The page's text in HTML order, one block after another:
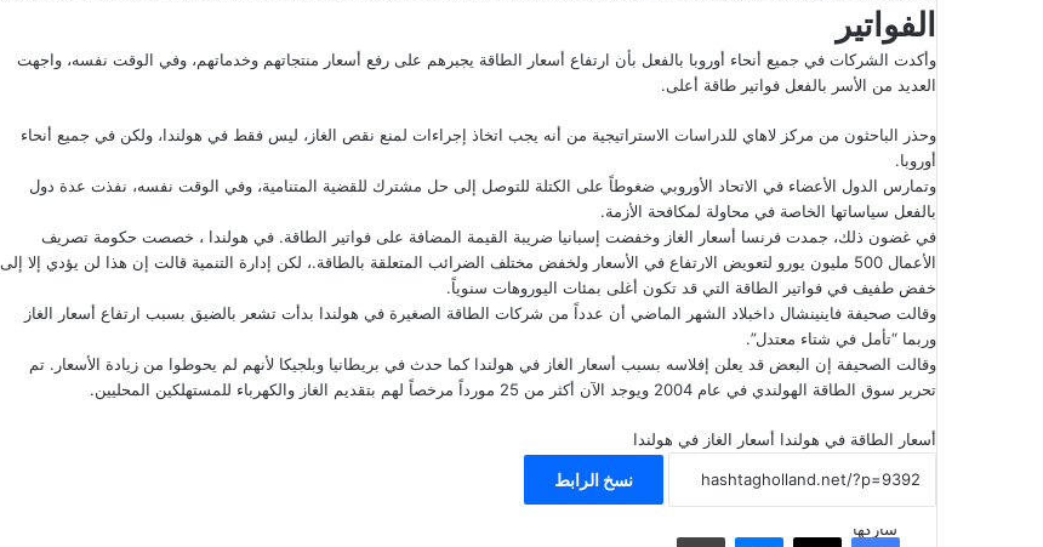
الفواتير
وأكدت الشركات في جميع أنحاء أوروبا بالفعل بأن ارتفاع أسعار الطاقة يجبرهم على رفع أسعار منتجاتهم وخدماتهم، وفي الوقت نفسه، واجهت
العديد من الأسر بالفعل فواتير طاقة أعلى.
وحذر الباحثون من مركز لاهاي للدراسات الاستراتيجية من أنه يجب اتخاذ إجراءات لمنع نقص الغاز، ليس فقط في هولندا، ولكن في جميع أنحاء
أوروبا.
وتمارس الدول الأعضاء في الاتحاد الأوروبي ضغوطاً على الكتلة للتوصل إلى حل مشترك للقضية المتنامية، وفي الوقت نفسه، نفذت عدة دول
بالفعل سياساتها الخاصة في محاولة لمكافحة الأزمة.
في غضون ذلك، جمدت فرنسا أسعار الغاز وخفضت إسبانيا ضريبة القيمة المضافة على فواتير الطاقة. في هولندا ، خصصت حكومة تصريف
الأعمال 500 مليون يورو لتعويض الارتفاع في الأسعار ولخفض مختلف الضرائب المتعلقة بالطاقة.، لكن إدارة التنمية قالت إن هذا لن يؤدي إلا إلى
خفض طفيف في فواتير الطاقة التي قد تكون أغلى بمئات اليوروهات سنوياً.
وقالت صحيفة فاينينشال داخبلاد الشهر الماضي أن عدداً من شركات الطاقة الصغيرة في هولندا بدأت تشعر بالضيق بسبب ارتفاع أسعار الغاز
وربما “تأمل في شتاء معتدل”.
وقالت الصحيفة إن البعض قد يعلن إفلاسه بسبب أسعار الغاز في هولندا كما حدث في بريطانيا وبلجيكا لأنهم لم يحوطوا من زيادة الأسعار. تم
تحرير سوق الطاقة الهولندي في عام 2004 ويوجد الآن أكثر من 25 مورداً مرخصاً لهم بتقديم الغاز والكهرباء للمستهلكين المحليين.
أسعار الطاقة في هولندا أسعار الغاز في هولندا
نسخ الرابط
شاركهافيسبوك ‫X ماسنجر مشاركة عبر البريد